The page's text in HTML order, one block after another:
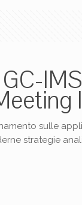
sulle
strategie